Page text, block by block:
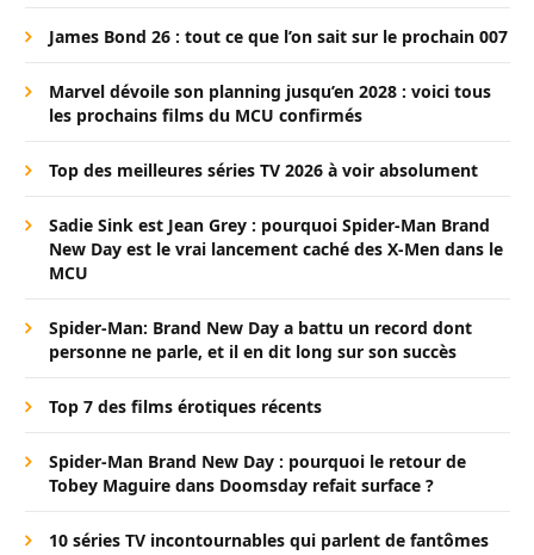
James Bond 26 : tout ce que l’on sait sur le prochain 007
Marvel dévoile son planning jusqu’en 2028 : voici tous
les prochains films du MCU confirmés
Top des meilleures séries TV 2026 à voir absolument
Sadie Sink est Jean Grey : pourquoi Spider-Man Brand
New Day est le vrai lancement caché des X-Men dans le
MCU
Spider-Man: Brand New Day a battu un record dont
personne ne parle, et il en dit long sur son succès
Top 7 des films érotiques récents
Spider-Man Brand New Day : pourquoi le retour de
Tobey Maguire dans Doomsday refait surface ?
10 séries TV incontournables qui parlent de fantômes